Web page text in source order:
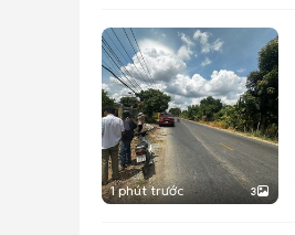
1 phút trước 3